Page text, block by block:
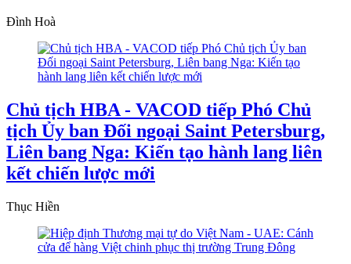
Đình Hoà
Chủ tịch HBA - VACOD tiếp Phó Chủ
tịch Ủy ban Đối ngoại Saint Petersburg,
Liên bang Nga: Kiến tạo hành lang liên
kết chiến lược mới
Thục Hiền